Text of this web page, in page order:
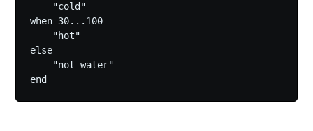
    "cold"
when 30...100
    "hot"
else
    "not water"